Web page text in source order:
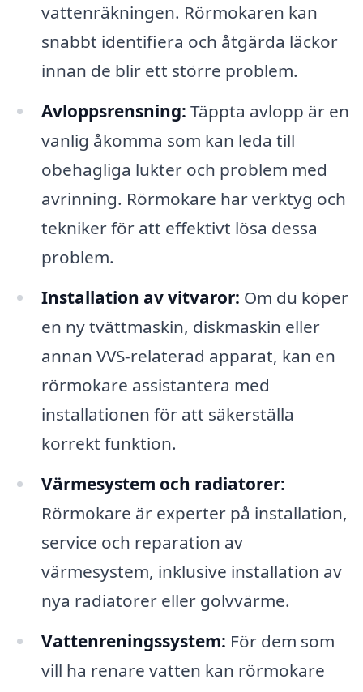
vattenräkningen. Rörmokaren kan
snabbt identifiera och åtgärda läckor
innan de blir ett större problem.
Avloppsrensning: Täppta avlopp är en
vanlig åkomma som kan leda till
obehagliga lukter och problem med
avrinning. Rörmokare har verktyg och
tekniker för att effektivt lösa dessa
problem.
Installation av vitvaror: Om du köper
en ny tvättmaskin, diskmaskin eller
annan VVS-relaterad apparat, kan en
rörmokare assistantera med
installationen för att säkerställa
korrekt funktion.
Värmesystem och radiatorer:
Rörmokare är experter på installation,
service och reparation av
värmesystem, inklusive installation av
nya radiatorer eller golvvärme.
Vattenreningssystem: För dem som
vill ha renare vatten kan rörmokare